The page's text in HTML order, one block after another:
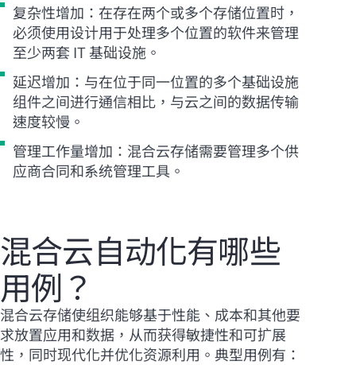
复杂性增加：在存在两个或多个存储位置时，
必须使用设计用于处理多个位置的软件来管理
至少两套 IT 基础设施。
延迟增加：与在位于同一位置的多个基础设施
组件之间进行通信相比，与云之间的数据传输
速度较慢。
管理工作量增加：混合云存储需要管理多个供
应商合同和系统管理工具。
混合云自动化有哪些
用例？
混合云存储使组织能够基于性能、成本和其他要
求放置应用和数据，从而获得敏捷性和可扩展
性，同时现代化并优化资源利用。典型用例有：